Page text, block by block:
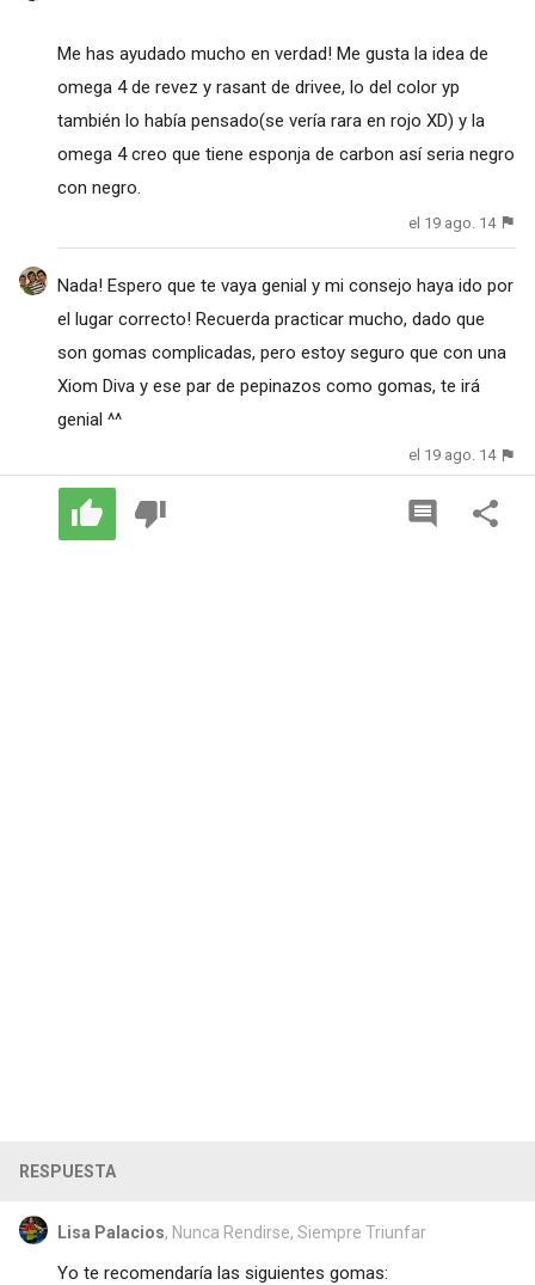
Me has ayudado mucho en verdad! Me gusta la idea de
omega 4 de revez y rasant de drivee, lo del color yp
también lo había pensado(se vería rara en rojo XD) y la
omega 4 creo que tiene esponja de carbon así seria negro
con negro.
el 19 ago. 14
Nada! Espero que te vaya genial y mi consejo haya ido por
el lugar correcto! Recuerda practicar mucho, dado que
son gomas complicadas, pero estoy seguro que con una
Xiom Diva y ese par de pepinazos como gomas, te irá
genial ^^
el 19 ago. 14
RESPUESTA
Lisa Palacios, Nunca Rendirse, Siempre Triunfar
Yo te recomendaría las siguientes gomas: